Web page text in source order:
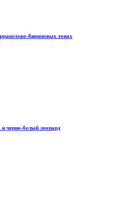
бирюзовых тонах
черно-белый леопард